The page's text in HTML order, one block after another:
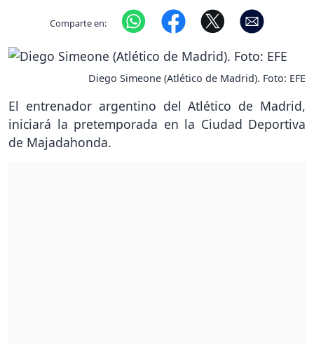
Comparte en:
Diego Simeone (Atlético de Madrid). Foto: EFE
El entrenador argentino del Atlético de Madrid,
iniciará la pretemporada en la Ciudad Deportiva
de Majadahonda.